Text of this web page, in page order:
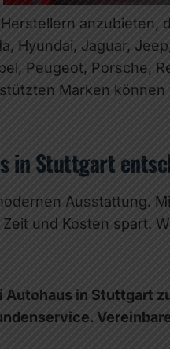
anzubieten,
Hyundai, Jaguar,
Peugeot, Porsche,
Marken
in Stuttgart
Ausstattung.
und Kosten spart.
in Stuttgart